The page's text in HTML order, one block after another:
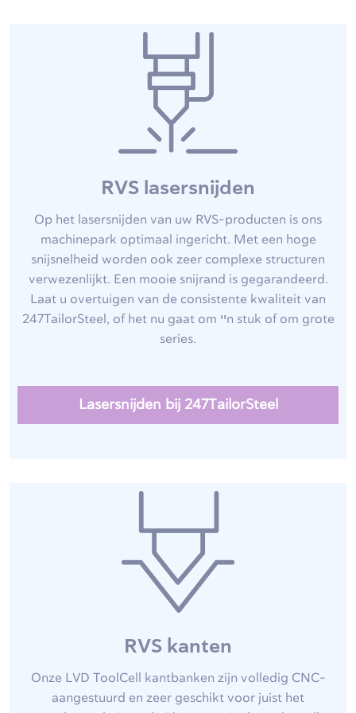
RVS lasersnijden
Op het lasersnijden van uw RVS-producten is ons
machinepark optimaal ingericht. Met een hoge
snijsnelheid worden ook zeer complexe structuren
verwezenlijkt. Een mooie snijrand is gegarandeerd.
Laat u overtuigen van de consistente kwaliteit van
247TailorSteel, of het nu gaat om ייn stuk of om grote
series.
Lasersnijden bij 247TailorSteel
RVS kanten
Onze LVD ToolCell kantbanken zijn volledig CNC-
aangestuurd en zeer geschikt voor juist het